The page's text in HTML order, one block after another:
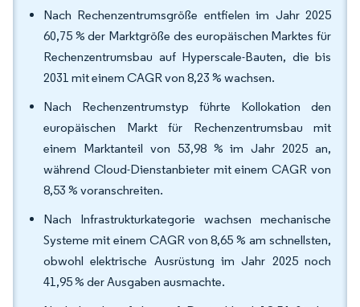
Nach Rechenzentrumsgröße entfielen im Jahr 2025
60,75 % der Marktgröße des europäischen Marktes für
Rechenzentrumsbau auf Hyperscale-Bauten, die bis
2031 mit einem CAGR von 8,23 % wachsen.
Nach Rechenzentrumstyp führte Kollokation den
europäischen Markt für Rechenzentrumsbau mit
einem Marktanteil von 53,98 % im Jahr 2025 an,
während Cloud-Dienstanbieter mit einem CAGR von
8,53 % voranschreiten.
Nach Infrastrukturkategorie wachsen mechanische
Systeme mit einem CAGR von 8,65 % am schnellsten,
obwohl elektrische Ausrüstung im Jahr 2025 noch
41,95 % der Ausgaben ausmachte.